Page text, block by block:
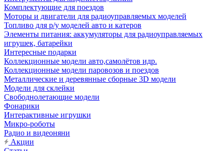
Комплектующие для поездов
Моторы и двигатели для радиоуправляемых моделей
Топливо для р/у моделей авто и катеров
Элементы питания: аккумуляторы для радиоуправляемых
игрушек, батарейки
Интересные подарки
Коллекционные модели авто,самолётов идр.
Коллекционные модели паровозов и поездов
Металлические и деревянные сборные 3D модели
Модели для склейки
Свободнолетающие модели
Фонарики
Интерактивные игрушки
Микро-роботы
Радио и видеоняни
Акции